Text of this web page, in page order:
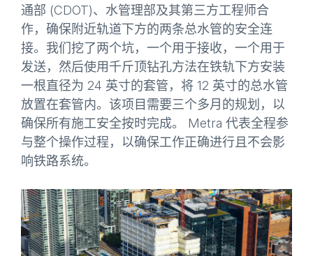
通部 (CDOT)、水管理部及其第三方工程师合
作，确保附近轨道下方的两条总水管的安全连
接。我们挖了两个坑，一个用于接收，一个用于
发送，然后使用千斤顶钻孔方法在铁轨下方安装
一根直径为 24 英寸的套管，将 12 英寸的总水管
放置在套管内。该项目需要三个多月的规划，以
确保所有施工安全按时完成。 Metra 代表全程参
与整个操作过程，以确保工作正确进行且不会影
响铁路系统。